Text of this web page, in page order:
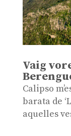
Vaig
Calipso
barata de
aquelles